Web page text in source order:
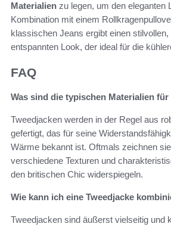
Materialien zu legen, um den eleganten
Kombination mit einem
klassischen Jeans ergibt einen
entspannten Look, der ideal für die
FAQ
Was sind die typischen Materialien für
Tweedjacken werden in der Regel aus
gefertigt, das für seine
Wärme bekannt ist. Oftmals zeichnen
verschiedene Texturen und
den britischen Chic widerspiegeln.
Wie kann ich eine Tweedjacke
Tweedjacken sind äußerst vielseitig und